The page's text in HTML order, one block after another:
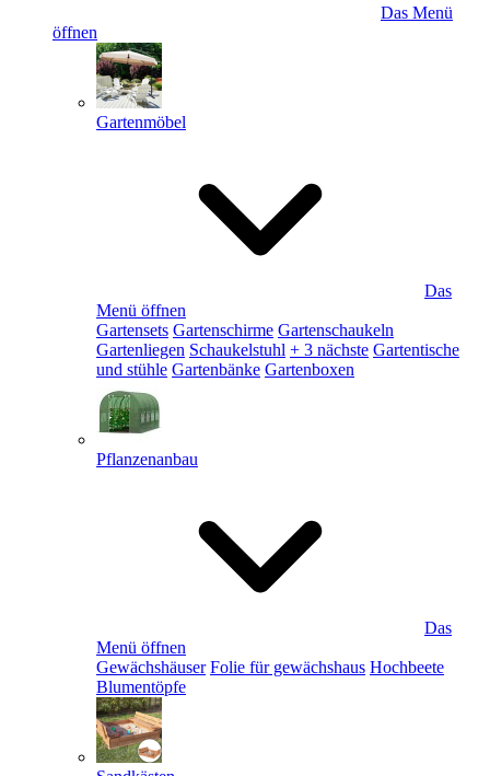
Das Menü
öffnen
Gartenmöbel
Das
Menü öffnen
Gartensets Gartenschirme Gartenschaukeln
Gartenliegen Schaukelstuhl + 3 nächste Gartentische
und stühle Gartenbänke Gartenboxen
Pflanzenanbau
Das
Menü öffnen
Gewächshäuser Folie für gewächshaus Hochbeete
Blumentöpfe